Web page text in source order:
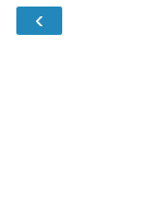
‹